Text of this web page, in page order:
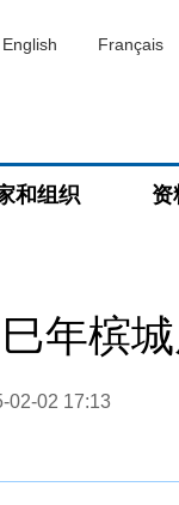
English Français
和组织 资
年槟
02-02 17:13